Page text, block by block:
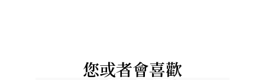
您或者會喜歡